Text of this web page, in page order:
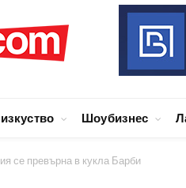
Шоубизнес
се превърна в кукла Барби